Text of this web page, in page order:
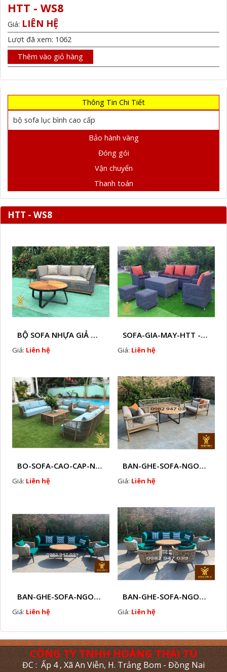
HTT - WS8
Giá: LIÊN HỆ
Lượt đã xem: 1062
Thêm vào giỏ hàng
Thông Tin Chi Tiết
bộ sofa lục bình cao cấp
Bảo hành vàng
Đóng gói
Vận chuyển
Thanh toán
HTT - WS8
BỘ SOFA NHỰA GIẢ MÂY HTT - S86
Giá: Liên hệ
SOFA-GIA-MAY-HTT - S61 COPY
Giá: Liên hệ
BO-SOFA-CAO-CAP-NHUA-GIA-MAY-HTT - S88
Giá: Liên hệ
BAN-GHE-SOFA-NGOAI-TROI-GIA-MAY-KN12
Giá: Liên hệ
BAN-GHE-SOFA-NGOAI-TROI-GIA-MAY-KN11
Giá: Liên hệ
BAN-GHE-SOFA-NGOAI-TROI-GIA-MAY-KN10
Giá: Liên hệ
CÔNG TY TNHH HOÀNG THÁI TÚ
ĐC : Ấp 4 , Xã An Viễn, H. Trảng Bom - Đồng Nai